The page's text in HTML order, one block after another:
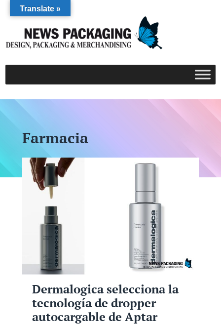
Farmacia
Dermalogica selecciona la
tecnología de dropper
autocargable de Aptar
Translate »